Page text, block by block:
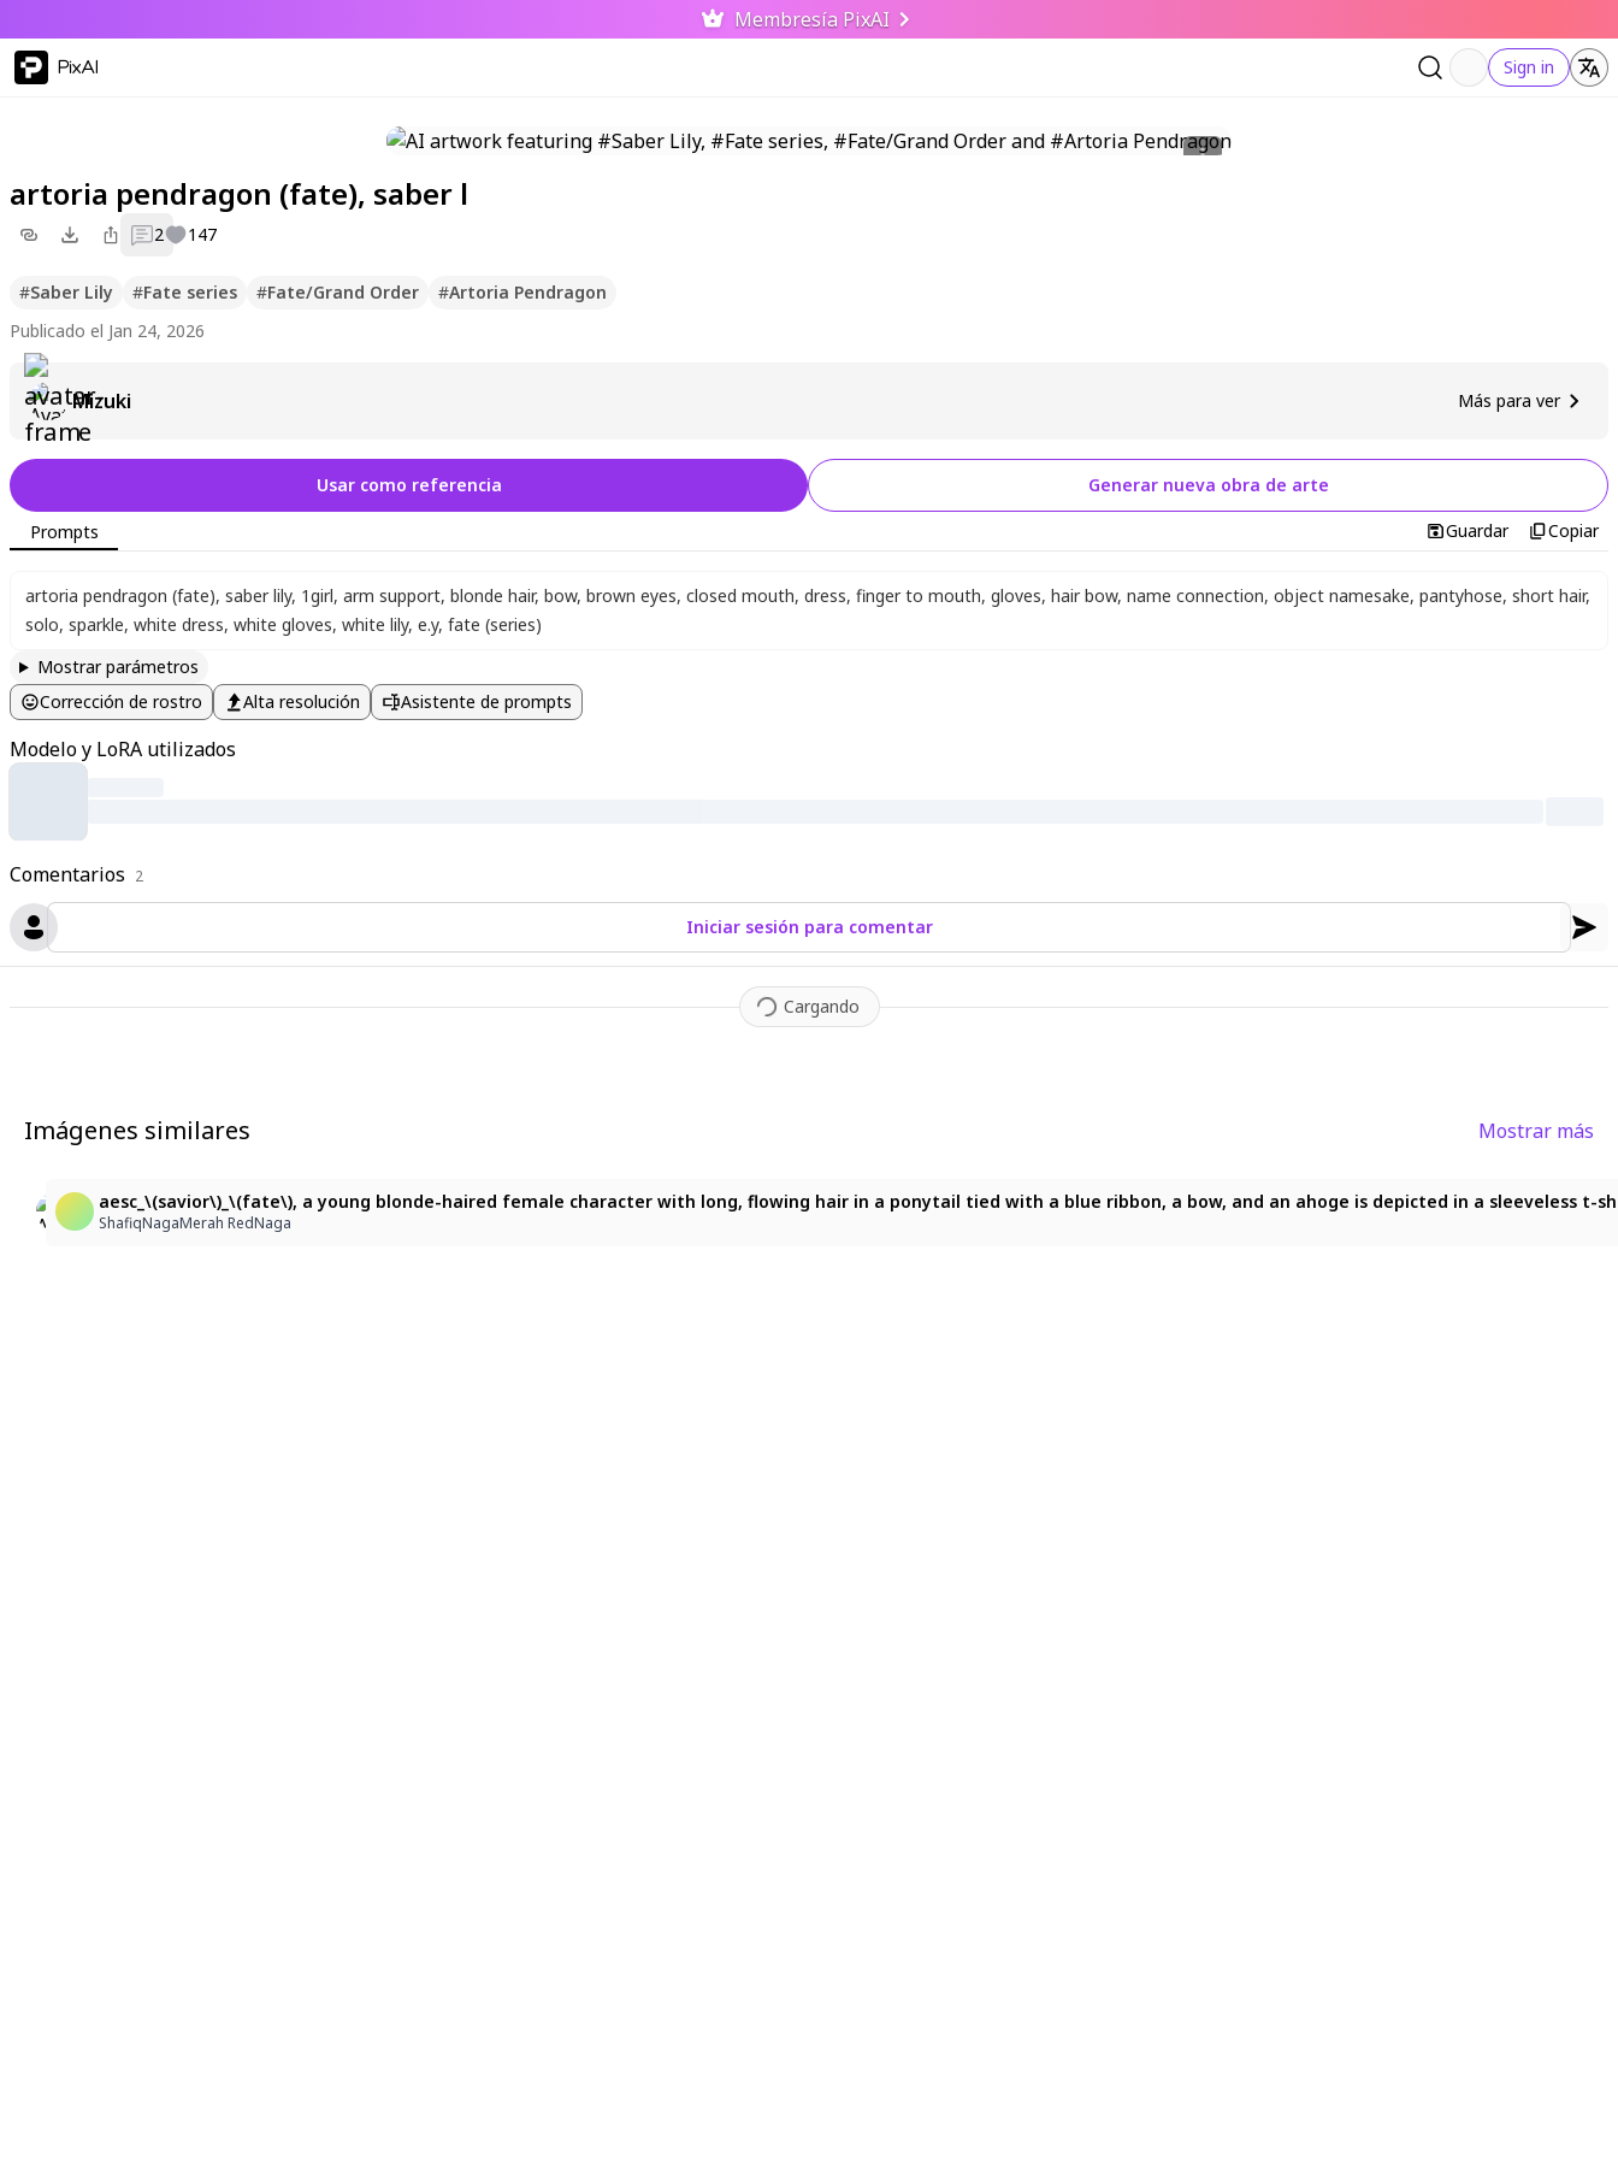
Membresía PixAI
PixAI Sign in
artoria pendragon (fate), saber l
2 147
#Saber Lily #Fate series #Fate/Grand Order #Artoria Pendragon
Publicado el Jan 24, 2026
Mizuki Más para ver
Comentarios 2
Iniciar sesión para comentar
Cargando
Usar como referencia Generar nueva obra de arte
Prompts Guardar Copiar
artoria pendragon (fate), saber lily, 1girl, arm support, blonde hair, bow, brown eyes, closed mouth, dress, finger to mouth, gloves, hair bow, name connection, object namesake, pantyhose, short hair,
solo, sparkle, white dress, white gloves, white lily, e.y, fate (series)
Mostrar parámetros
Corrección de rostro
Alta resolución Asistente de prompts
Modelo y LoRA utilizados
Imágenes similares Mostrar más
Arcueid Brunestudの華麗な舞踏会衣装
miki-1238
ツンツン、アルクェイド
miki-1238
aesc_\(savior\)_\(fate\), a young blonde-haired female character with long, flowing hair in a ponytail tied with a blue ribbon, a bow, and an ahoge is depicted in a
ShafiqNagaMerah RedNaga